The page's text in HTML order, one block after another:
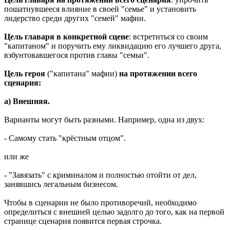
пошатнувшееся влияние в своей "семье" и установить
лидерство среди других "семей" мафии.
Цель главаря в конкретной сцене: встретиться со своим
"капитаном" и поручить ему ликвидацию его лучшего друга,
взбунтовавшегося против главы "семьи".
Цель героя ("капитана" мафии) на протяжении всего
сценария:
а) Внешняя.
Варианты могут быть разными. Например, одна из двух:
- Самому стать "крёстным отцом".
или же
- "Завязать" с криминалом и полностью отойти от дел,
занявшись легальным бизнесом.
Чтобы в сценарии не было противоречий, необходимо
определиться с внешней целью задолго до того, как на первой
странице сценария появится первая строчка.